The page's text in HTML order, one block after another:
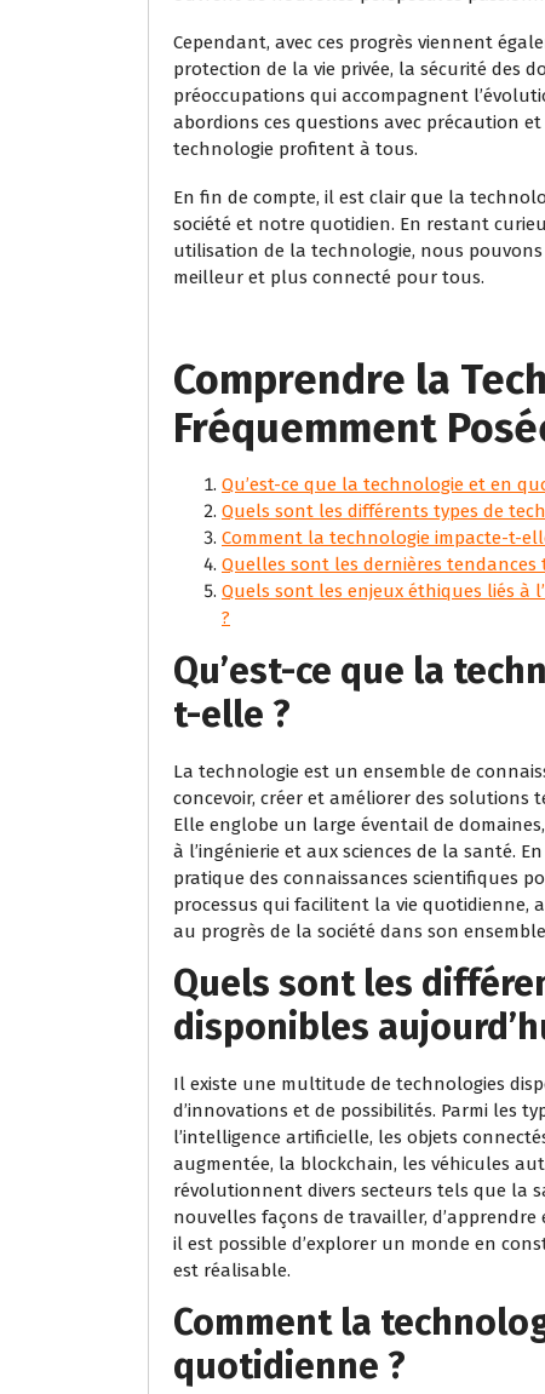
Cependant, avec ces progrès viennent
protection de la vie privée, la sécurité des
préoccupations qui accompagnent
abordions ces questions avec précaution
technologie profitent à tous.
En fin de compte, il est clair que la
société et notre quotidien. En restant
utilisation de la technologie, nous
meilleur et plus connecté pour tous.
Comprendre la
Fréquemment
Qu’est-ce que la technologie et en
Quels sont les différents types de
Comment la technologie impacte-t-
Quelles sont les dernières
Quels sont les enjeux éthiques liés à
?
Qu’est-ce que la
t-elle ?
La technologie est un ensemble de
concevoir, créer et améliorer des solutions
Elle englobe un large éventail de
à l’ingénierie et aux sciences de la santé.
pratique des connaissances scientifiques
processus qui facilitent la vie quotidienne,
au progrès de la société dans son
Quels sont les
disponibles
Il existe une multitude de technologies
d’innovations et de possibilités. Parmi les
l’intelligence artificielle, les objets
augmentée, la blockchain, les véhicules
révolutionnent divers secteurs tels que la
nouvelles façons de travailler, d’apprendre
il est possible d’explorer un monde en
est réalisable.
Comment la
quotidienne ?